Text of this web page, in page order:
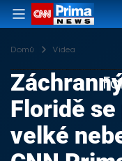
Domů Videa
Floridě
velké